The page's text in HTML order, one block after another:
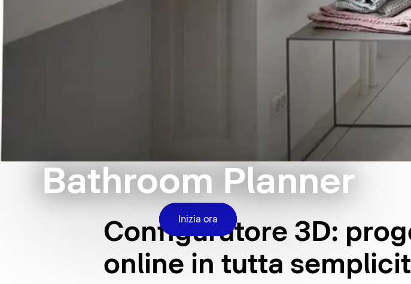
Bathroom Planner
Inizia ora
Configuratore 3D:
online in tutta